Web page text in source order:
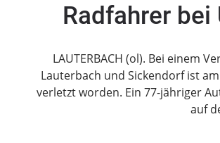
Radfahrer
LAUTERBACH (ol). Bei einem
Lauterbach und Sickendorf ist
verletzt worden. Ein 77-jähriger
auf